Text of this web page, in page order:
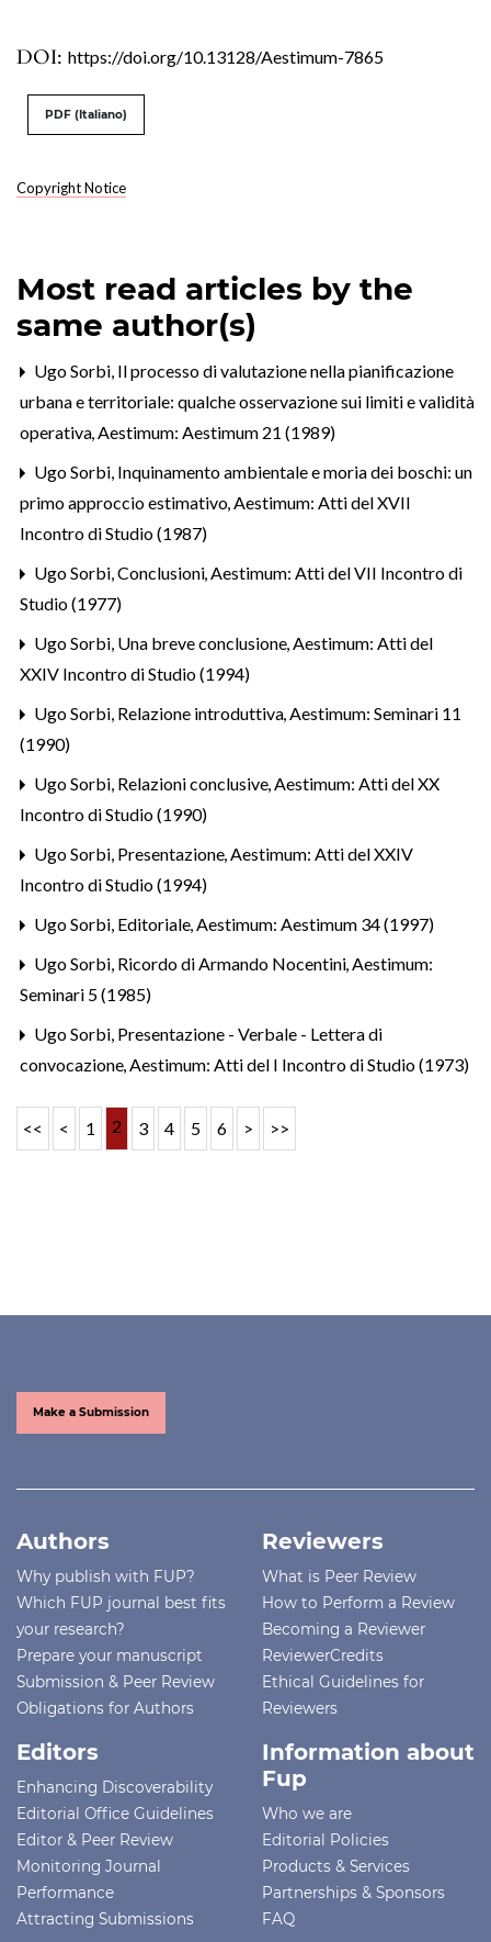
DOI: https://doi.org/10.13128/Aestimum-7865
Copyright Notice
PDF (Italiano)
Most read articles by the
same author(s)
Ugo Sorbi, Il processo di valutazione nella pianificazione
urbana e territoriale: qualche osservazione sui limiti e validità
operativa,Aestimum: Aestimum 21 (1989)
Ugo Sorbi, Inquinamento ambientale e moria dei boschi: un
primo approccio estimativo,Aestimum: Atti del XVII
Incontro di Studio (1987)
Ugo Sorbi,Conclusioni,Aestimum: Atti del VII Incontro di
Studio (1977)
Ugo Sorbi, Una breve conclusione,Aestimum: Atti del
XXIV Incontro di Studio (1994)
Ugo Sorbi, Relazione introduttiva,Aestimum: Seminari 11
(1990)
Ugo Sorbi, Relazioni conclusive,Aestimum: Atti del XX
Incontro di Studio (1990)
Ugo Sorbi, Presentazione,Aestimum: Atti del XXIV
Incontro di Studio (1994)
Ugo Sorbi, Editoriale,Aestimum: Aestimum 34 (1997)
Ugo Sorbi, Ricordo di Armando Nocentini,Aestimum:
Seminari 5 (1985)
Ugo Sorbi, Presentazione - Verbale - Lettera di
convocazione,Aestimum: Atti del I Incontro di Studio (1973)
<< < 1 2 3 4 5 6 > >>
Make a Submission
Authors
Why publish with FUP?
Which FUP journal best fits
your research?
Prepare your manuscript
Submission & Peer Review
Obligations for Authors
Reviewers
What is Peer Review
How to Perform a Review
Becoming a Reviewer
ReviewerCredits
Ethical Guidelines for
Reviewers
Editors
Enhancing Discoverability
Editorial Office Guidelines
Editor & Peer Review
Monitoring Journal
Performance
Attracting Submissions
Information about
Fup
Who we are
Editorial Policies
Products & Services
Partnerships & Sponsors
FAQ